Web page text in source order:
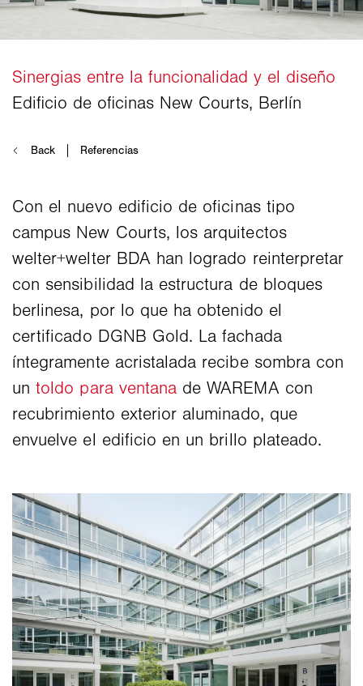
Con el nuevo edificio de oficinas tipo
campus New Courts, los arquitectos
welter+welter BDA han logrado reinterpretar
con sensibilidad la estructura de bloques
berlinesa, por lo que ha obtenido el
certificado DGNB Gold. La fachada
íntegramente acristalada recibe sombra con
untoldo para ventana de WAREMA con
recubrimiento exterior aluminado, que
envuelve el edificio en un brillo plateado.